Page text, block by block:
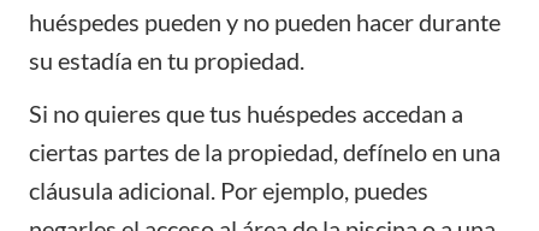
huéspedes pueden y no pueden hacer durante
su estadía en tu propiedad.
Si no quieres que tus huéspedes accedan a
ciertas partes de la propiedad, defínelo en una
cláusula adicional. Por ejemplo, puedes